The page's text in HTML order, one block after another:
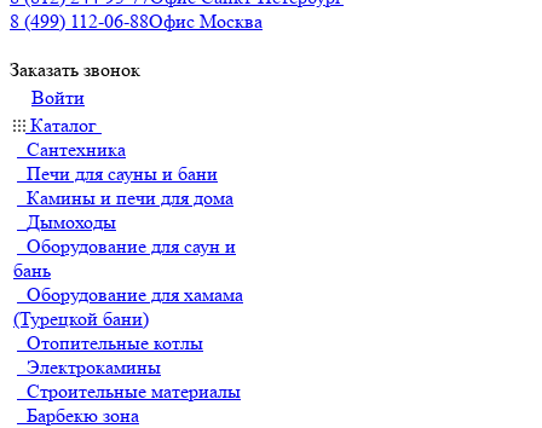
8 (499) 112-06-88Офис Москва
Заказать звонок
Войти
Каталог
Сантехника
Печи для сауны и бани
Камины и печи для дома
Дымоходы
Оборудование для саун и
бань
Оборудование для хамама
(Турецкой бани)
Отопительные котлы
Электрокамины
Строительные материалы
Барбекю зона